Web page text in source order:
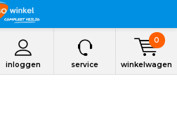
inloggen service winkelwagen
0